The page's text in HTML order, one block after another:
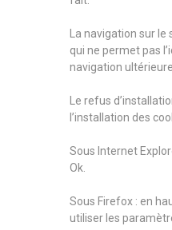
La navigation sur le
qui ne permet pas
navigation
Le refus
l’installation des
Sous Internet
Ok.
Sous Firefox : en
utiliser les